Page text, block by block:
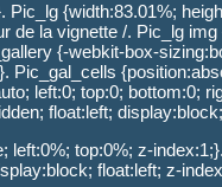
{width:83.01%;
de la vignette /. Pic_lg
{-webkit-box-
left:0; top:0; bottom:0;
float:left;
top:0%; z-
float:left; z-